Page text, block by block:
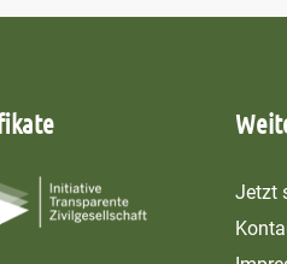
Jetzt